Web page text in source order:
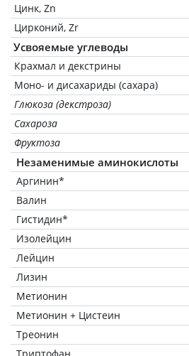
Цинк, Zn
Цирконий, Zr
Усвояемые углеводы
Крахмал и декстрины
Моно- и дисахариды (сахара)
Глюкоза (декстроза)
Сахароза
Фруктоза
Незаменимые аминокислоты
Аргинин*
Валин
Гистидин*
Изолейцин
Лейцин
Лизин
Метионин
Метионин + Цистеин
Треонин